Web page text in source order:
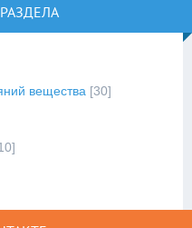
вещества [30]